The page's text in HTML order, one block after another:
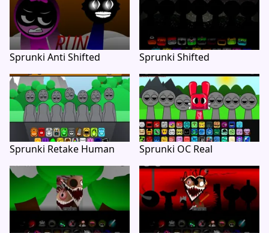
Sprunki Anti Shifted Sprunki Shifted
Sprunki Retake Human Sprunki OC Real